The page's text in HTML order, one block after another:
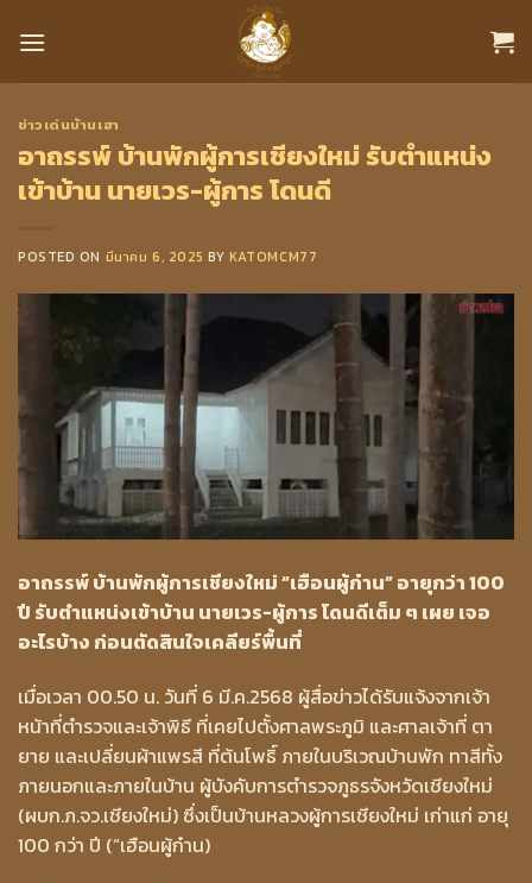
ข่าวเด่นบ้านเฮา
อาถรรพ์ บ้านพักผู้การเชียงใหม่ รับตำแหน่ง
เข้าบ้าน นายเวร-ผู้การ โดนดี
POSTED ON มีนาคม 6, 2025 BY KATOMCM77
อาถรรพ์ บ้านพักผู้การเชียงใหม่ “เฮือนผู้ก๋าน” อายุกว่า 100
ปี รับตำแหน่งเข้าบ้าน นายเวร-ผู้การ โดนดีเต็ม ๆ เผย เจอ
อะไรบ้าง ก่อนตัดสินใจเคลียร์พื้นที่
เมื่อเวลา 00.50 น. วันที่ 6 มี.ค.2568 ผู้สื่อข่าวได้รับแจ้งจากเจ้า
หน้าที่ตำรวจและเจ้าพิธี ที่เคยไปตั้งศาลพระภูมิ และศาลเจ้าที่ ตา
ยาย และเปลี่ยนผ้าแพรสี ที่ต้นโพธิ์ ภายในบริเวณบ้านพัก ทาสีทั้ง
ภายนอกและภายในบ้าน ผู้บังคับการตำรวจภูธรจังหวัดเชียงใหม่
(ผบก.ภ.จว.เชียงใหม่) ซึ่งเป็นบ้านหลวงผู้การเชียงใหม่ เก่าแก่ อายุ
100 กว่า ปี (“เฮือนผู้ก๋าน)